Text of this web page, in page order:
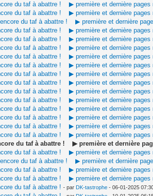
du taf à abattre ! ▶ première et dernière pages
du taf à abattre ! ▶ première et dernière pages
du taf à abattre ! ▶ première et dernière
du taf à abattre ! ▶ première et dernière pages
du taf à abattre ! ▶ première et dernière pages
du taf à abattre ! ▶ première et dernière pages
du taf à abattre ! ▶ première et dernière pages
du taf à abattre ! ▶ première et dernière pages
du taf à abattre ! ▶ première et dernière pages
du taf à abattre ! ▶ première et dernière pages
du taf à abattre ! ▶ première et dernière pages
du taf à abattre ! ▶ première et dernière pages
du taf à abattre ! ▶ première et dernière pages
du taf à abattre ! ▶ première et dernière pages
du taf à abattre ! ▶ première et dernière pages
du taf à abattre ! ▶ première et dernière pages
du taf à abattre ! ▶ première et dernière
du taf à abattre ! ▶ première et dernière pages
du taf à abattre ! ▶ première et dernière
du taf à abattre ! ▶ première et dernière pages
du taf à abattre ! ▶ première et dernière pages
du taf à abattre ! - par DK-tastrophe - 06-01-2025